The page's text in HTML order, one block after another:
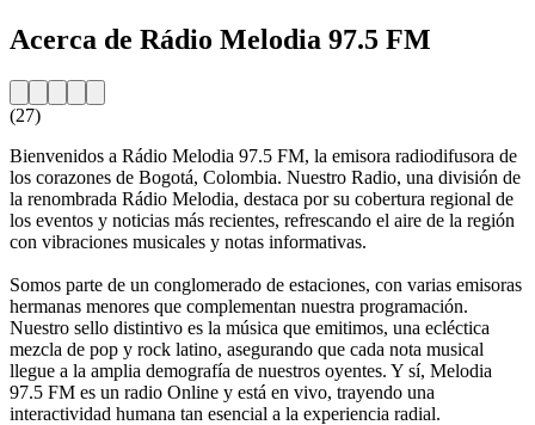
Acerca de Rádio Melodia 97.5 FM
(27)
Bienvenidos a Rádio Melodia 97.5 FM, la emisora radiodifusora de
los corazones de Bogotá, Colombia. Nuestro Radio, una división de
la renombrada Rádio Melodia, destaca por su cobertura regional de
los eventos y noticias más recientes, refrescando el aire de la región
con vibraciones musicales y notas informativas.
Somos parte de un conglomerado de estaciones, con varias emisoras
hermanas menores que complementan nuestra programación.
Nuestro sello distintivo es la música que emitimos, una ecléctica
mezcla de pop y rock latino, asegurando que cada nota musical
llegue a la amplia demografía de nuestros oyentes. Y sí, Melodia
97.5 FM es un radio Online y está en vivo, trayendo una
interactividad humana tan esencial a la experiencia radial.